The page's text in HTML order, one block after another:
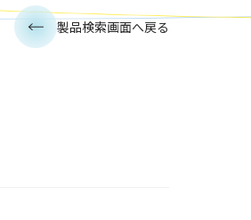
製品検索画面へ戻る